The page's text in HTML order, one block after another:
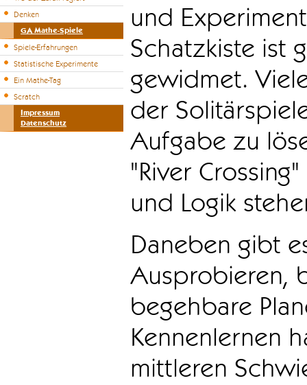
Denken
GA Mathe-Spiele
Spiele-Erfahrungen
Statistische Experimente
Ein Mathe-Tag
Scratch
Impressum
Datenschutz
und
Schatzkiste ist
gewidmet.
der
Aufgabe zu
"River
und Logik
Daneben gibt
Ausprobieren,
begehbare
Kennenlernen
mittleren